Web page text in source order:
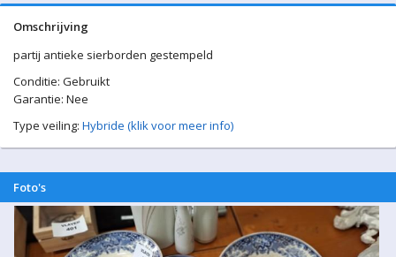
Omschrijving
partij antieke sierborden gestempeld
Conditie: Gebruikt
Garantie: Nee
Type veiling: Hybride (klik voor meer info)
Foto's